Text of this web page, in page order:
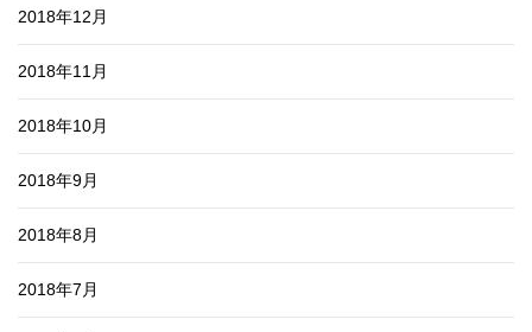
2018年12月
2018年11月
2018年10月
2018年9月
2018年8月
2018年7月